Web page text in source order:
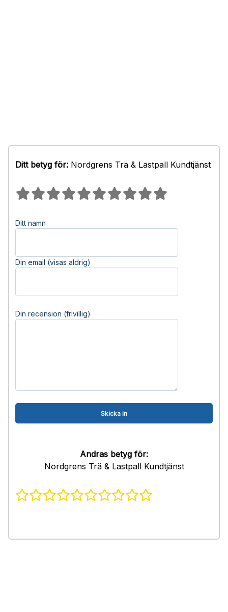
Ditt betyg för: Nordgrens Trä & Lastpall Kundtjänst
Ditt namn
Din email (visas aldrig)
Din recension (frivillig)
Andras betyg för:
Nordgrens Trä & Lastpall Kundtjänst